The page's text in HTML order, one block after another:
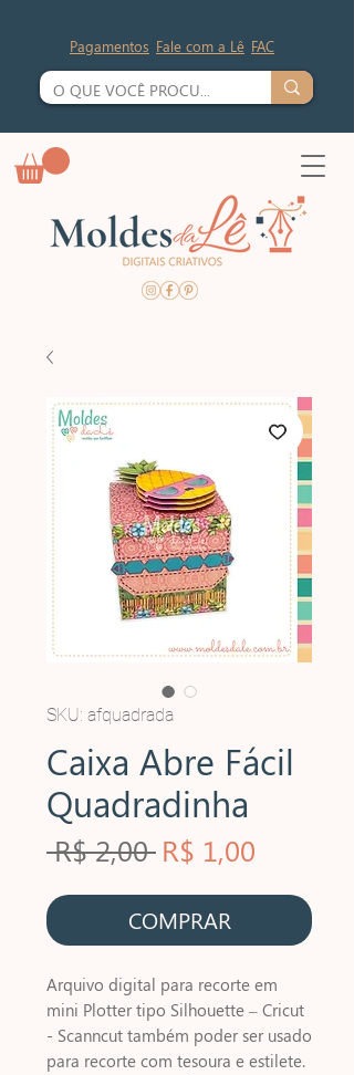
Pagamentos Fale com a Lê FAC
SKU: afquadrada
Caixa Abre Fácil
Quadradinha
R$ 2,00 Preço
normal
R$ 1,00
COMPRAR
Arquivo digital para recorte em
mini Plotter tipo Silhouette – Cricut
- Scanncut também poder ser usado
para recorte com tesoura e estilete.